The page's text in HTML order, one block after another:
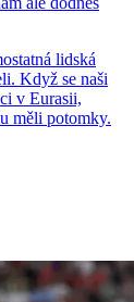
lidská
Když se naši
v Eurasii,
měli potomky.